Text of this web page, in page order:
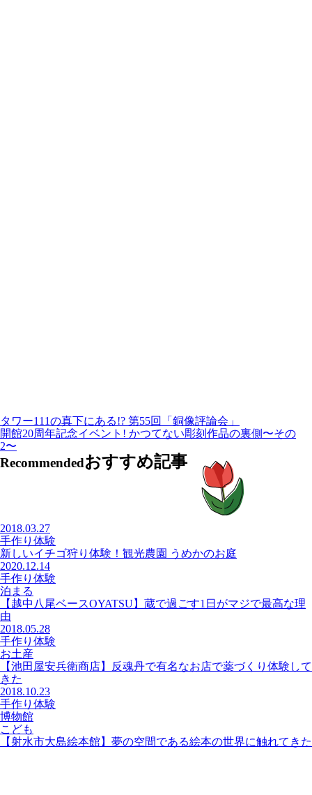
タワー111の真下にある!? 第55回「銅像評論会」
開館20周年記念イベント! かつてない彫刻作品の裏側〜その
2〜
Recommendedおすすめ記事
2018.03.27
手作り体験
新しいイチゴ狩り体験！観光農園 うめかのお庭
2020.12.14
手作り体験
泊まる
【越中八尾ベースOYATSU】蔵で過ごす1日がマジで最高な理
由
2018.05.28
手作り体験
お土産
【池田屋安兵衛商店】反魂丹で有名なお店で薬づくり体験して
きた
2018.10.23
手作り体験
博物館
こども
【射水市大島絵本館】夢の空間である絵本の世界に触れてきた